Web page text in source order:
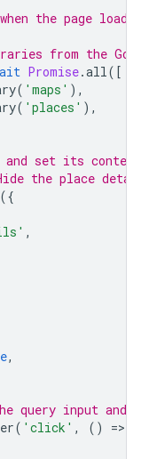
the page loads.
from the
Promise.all([
( 'maps' ),
( 'places' ),
and set its
the place
({
,
,
query input and
( 'click' , () =>